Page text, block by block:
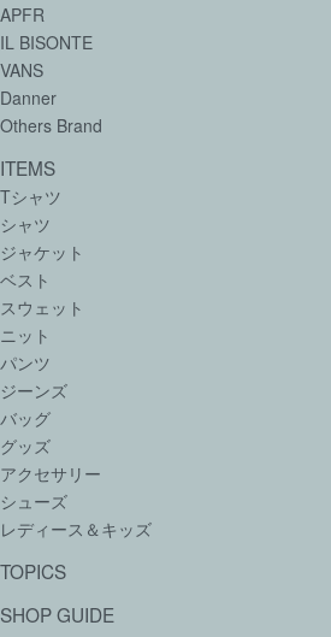
APFR
IL BISONTE
VANS
Danner
Others Brand
ITEMS
Tシャツ
シャツ
ジャケット
ベスト
スウェット
ニット
パンツ
ジーンズ
バッグ
グッズ
アクセサリー
シューズ
レディース＆キッズ
TOPICS
SHOP GUIDE